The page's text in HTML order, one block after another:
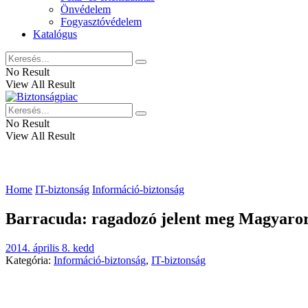
Önvédelem
Fogyasztóvédelem
Katalógus
No Result
View All Result
No Result
View All Result
Home IT-biztonság Információ-biztonság
Barracuda: ragadozó jelent meg
2014. április 8. kedd
Kategória: Információ-biztonság, IT-biztonság